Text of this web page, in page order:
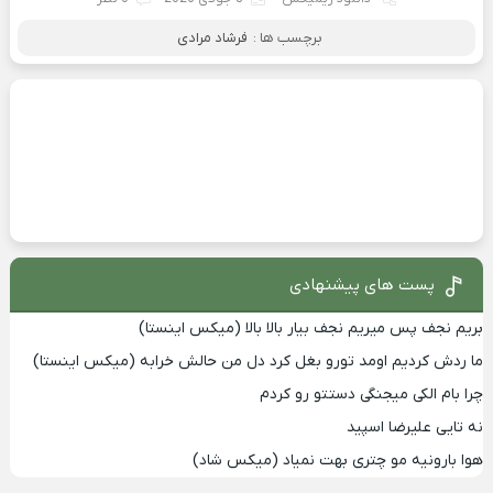
برچسب ها : فرشاد مرادی
پست های پیشنهادی
بریم نجف پس میریم نجف بیار بالا بالا (میکس اینستا)
ما ردش کردیم اومد تورو بغل کرد دل من حالش خرابه (میکس اینستا)
چرا بام الکی میجنگی دستتو رو کردم
نه تایی علیرضا اسپید
هوا بارونیه مو چتری بهت نمیاد (میکس شاد)